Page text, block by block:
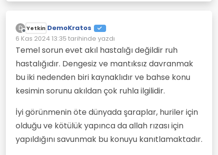
D
Çevrimdışı
Yetkin DemoKratos
6 Kas 2024 13:35 tarihinde yazdı
Son düzenleyen:
Temel sorun evet akıl hastalığı değildir ruh
hastalığıdır. Dengesiz ve mantıksız davranmak
bu iki nedenden biri kaynaklıdır ve bahse konu
kesimin sorunu akıldan çok ruhla ilgilidir.
İyi görünmenin öte dünyada şaraplar, huriler için
olduğu ve kötülük yapınca da allah rızası için
yapıldığını savunmak bu konuyu kanıtlamaktadır.